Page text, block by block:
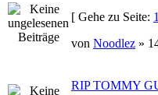
[ Gehe zu Seite: 1
von Noodlez »
RIP TOMMY